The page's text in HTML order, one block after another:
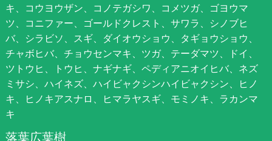
キ、コウヨウザン、コノテガシワ、コメツガ、ゴヨウマ
ツ、コニファー、ゴールドクレスト、サワラ、シノブヒ
バ、シラビソ、スギ、ダイオウショウ、タギョウショウ、
チャボヒバ、チョウセンマキ、ツガ、テーダマツ、ドイ、
ツトウヒ、トウヒ、ナギナギ、ペディアニオイヒバ、ネズ
ミサシ、ハイネズ、ハイビャクシンハイビャクシン、ヒノ
キ、ヒノキアスナロ、ヒマラヤスギ、モミノキ、ラカンマ
キ
落葉広葉樹